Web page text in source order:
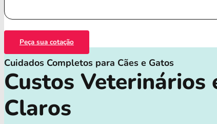
Peça sua cotação
Cuidados Completos para Cães e Gatos
Custos Veterinários
Claros